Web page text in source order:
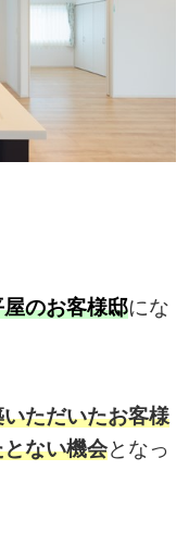
のお客様邸にな
ただいたお客様
ない機会となっ